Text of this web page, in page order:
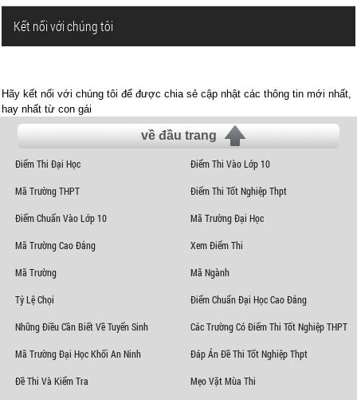
Kết nối với chúng tôi
Hãy kết nối với chúng tôi để được chia sẻ cập nhật các thông tin mới nhất,
hay nhất từ con gái
về đầu trang
Điểm Thi Đại Học Điểm Thi Vào Lớp 10
Mã Trường THPT Điểm Thi Tốt Nghiệp Thpt
Điểm Chuẩn Vào Lớp 10 Mã Trường Đại Học
Mã Trường Cao Đẳng Xem Điểm Thi
Mã Trường Mã Ngành
Tỷ Lệ Chọi Điểm Chuẩn Đại Học Cao Đẳng
Những Điều Cần Biết Về Tuyển Sinh Các Trường Có Điểm Thi Tốt Nghiệp THPT
Mã Trường Đại Học Khối An Ninh Đáp Án Đề Thi Tốt Nghiệp Thpt
Đề Thi Và Kiểm Tra Mẹo Vặt Mùa Thi